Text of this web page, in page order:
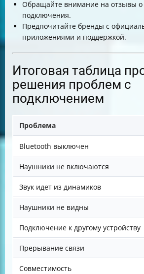
Обращайте внимание на отзывы о
подключения.
Предпочитайте бренды с
приложениями и поддержкой.
Итоговая таблица
решения проблем с
подключением
Проблема
Bluetooth выключен
Наушники не включаются
Звук идет из динамиков
Наушники не видны
Подключение к другому устройству
Прерывание связи
Совместимость